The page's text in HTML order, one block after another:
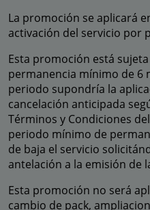
La promoción se aplicará
activación del servicio por
Esta promoción está
permanencia mínimo de 6
periodo supondría la
cancelación anticipada
Términos y Condiciones
periodo mínimo de
de baja el servicio
antelación a la emisión de
Esta promoción no será
cambio de pack,